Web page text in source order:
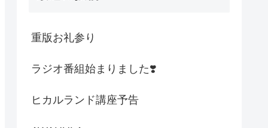
重版お礼参り
ラジオ番組始まりました❣️
ヒカルランド講座予告